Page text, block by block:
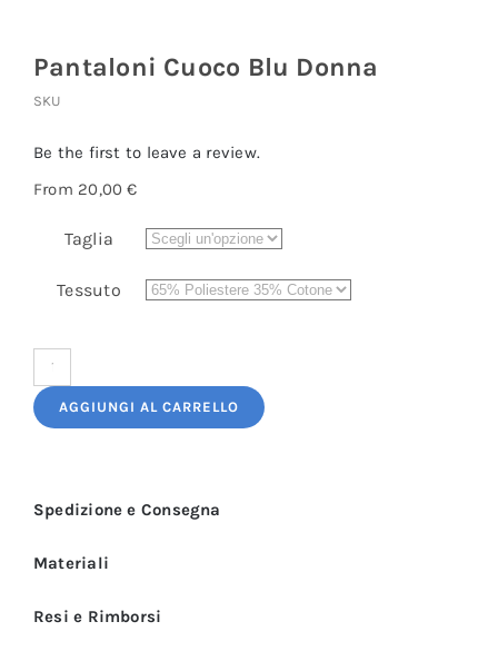
Pantaloni Cuoco Blu Donna
SKU
Be the first to leave a review.
From 20,00€
Taglia
Tessuto
Pantaloni
Cuoco
Blu
AGGIUNGI AL CARRELLO
Spedizione e Consegna
Materiali
Resi e Rimborsi